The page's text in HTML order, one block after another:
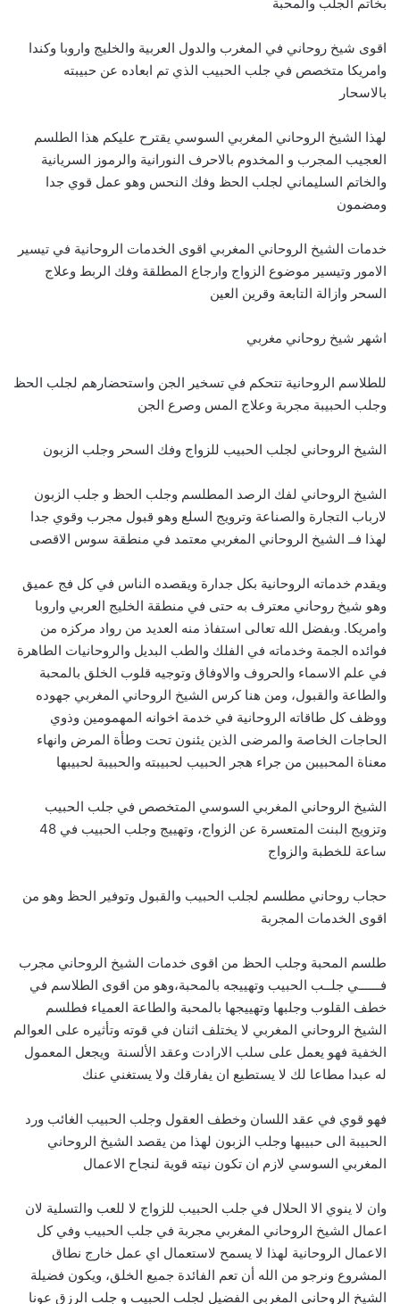
اقوى شيخ روحاني في المغرب والدول العربية والخليج واروبا وكندا
وامريكا متخصص في جلب الحبيب الذي تم ابعاده عن حبيبته
بالاسحار
لهذا الشيخ الروحاني المغربي السوسي يقترح عليكم هذا الطلسم
العجيب المجرب و المخدوم بالاحرف النورانية والرموز السريانية
والخاتم السليماني لجلب الحظ وفك النحس وهو عمل قوي جدا
ومضمون
خدمات الشيخ الروحاني المغربي اقوى الخدمات الروحانية في تيسير
الامور وتيسير موضوع الزواج وارجاع المطلقة وفك الربط وعلاج
السحر وازالة التابعة وقرين العين
اشهر شيخ روحاني مغربي
للطلاسم الروحانية تتحكم في تسخير الجن واستحضارهم لجلب الحظ
وجلب الحبيبة مجربة وعلاج المس وصرع الجن
الشيخ الروحاني لجلب الحبيب للزواج وفك السحر وجلب الزبون
الشيخ الروحاني لفك الرصد المطلسم وجلب الحظ و جلب الزبون
لارباب التجارة والصناعة وترويج السلع وهو قبول مجرب وقوي جدا
لهذا فــ الشيخ الروحاني المغربي معتمد في منطقة سوس الاقصى
ويقدم خدماته الروحانية بكل جدارة ويقصده الناس في كل فج عميق
وهو شيخ روحاني معترف به حتى في منطقة الخليج العربي واروبا
وامريكا. وبفضل الله تعالى استفاذ منه العديد من رواد مركزه من
فوائده الجمة وخدماته في الفلك والطب البديل والروحانيات الطاهرة
في علم الاسماء والحروف والاوفاق وتوجيه قلوب الخلق بالمحبة
والطاعة والقبول، ومن هنا كرس الشيخ الروحاني المغربي جهوده
ووظف كل طاقاته الروحانية في خدمة اخوانه المهمومين وذوي
الحاجات الخاصة والمرضى الذين يئنون تحت وطأة المرض وانهاء
معناة المحبيبن من جراء هجر الحبيب لحبيبته والحبيبة لحبيبها
الشيخ الروحاني المغربي السوسي المتخصص في جلب الحبيب
وتزويج البنت المتعسرة عن الزواج، وتهييج وجلب الحبيب في 48
ساعة للخطبة والزواج
حجاب روحاني مطلسم لجلب الحبيب والقبول وتوفير الحظ وهو من
اقوى الخدمات المجربة
طلسم المحبة وجلب الحظ من اقوى خدمات الشيخ الروحاني مجرب
فــــــي جلــب الحبيب وتهييجه بالمحبة،وهو من اقوى الطلاسم في
خطف القلوب وجلبها وتهييجها بالمحبة والطاعة العمياء فطلسم
الشيخ الروحاني المغربي لا يختلف اثنان في قوته وتأثيره على العوالم
الخفية فهو يعمل على سلب الارادت وعقد الألسنة ويجعل المعمول
له عبدا مطاعا لك لا يستطيع ان يفارقك ولا يستغني عنك
فهو قوي في عقد اللسان وخطف العقول وجلب الحبيب الغائب ورد
الحبيبة الى حبيبها وجلب الزبون لهذا من يقصد الشيخ الروحاني
المغربي السوسي لازم ان تكون نيته قوية لنجاح الاعمال
وان لا ينوي الا الحلال في جلب الحبيب للزواج لا للعب والتسلية لان
اعمال الشيخ الروحاني المغربي مجربة في جلب الحبيب وفي كل
الاعمال الروحانية لهذا لا يسمح لاستعمال اي عمل خارج نطاق
المشروع ونرجو من الله أن تعم الفائدة جميع الخلق، ويكون فضيلة
الشيخ الروحاني المغربي الفضيل لجلب الحبيب و جلب الرزق عونا